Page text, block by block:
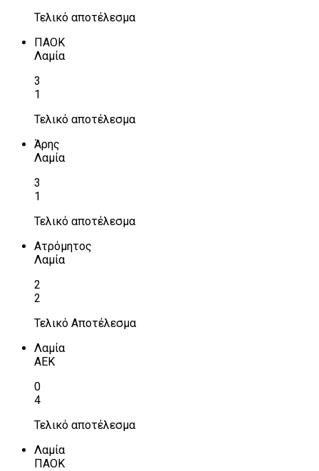
Τελικό αποτέλεσμα
ΠΑΟΚ
Λαμία
3
1
Τελικό αποτέλεσμα
Άρης
Λαμία
3
1
Τελικό αποτέλεσμα
Ατρόμητος
Λαμία
2
2
Τελικό Αποτέλεσμα
Λαμία
ΑΕΚ
0
4
Τελικό αποτέλεσμα
Λαμία
ΠΑΟΚ